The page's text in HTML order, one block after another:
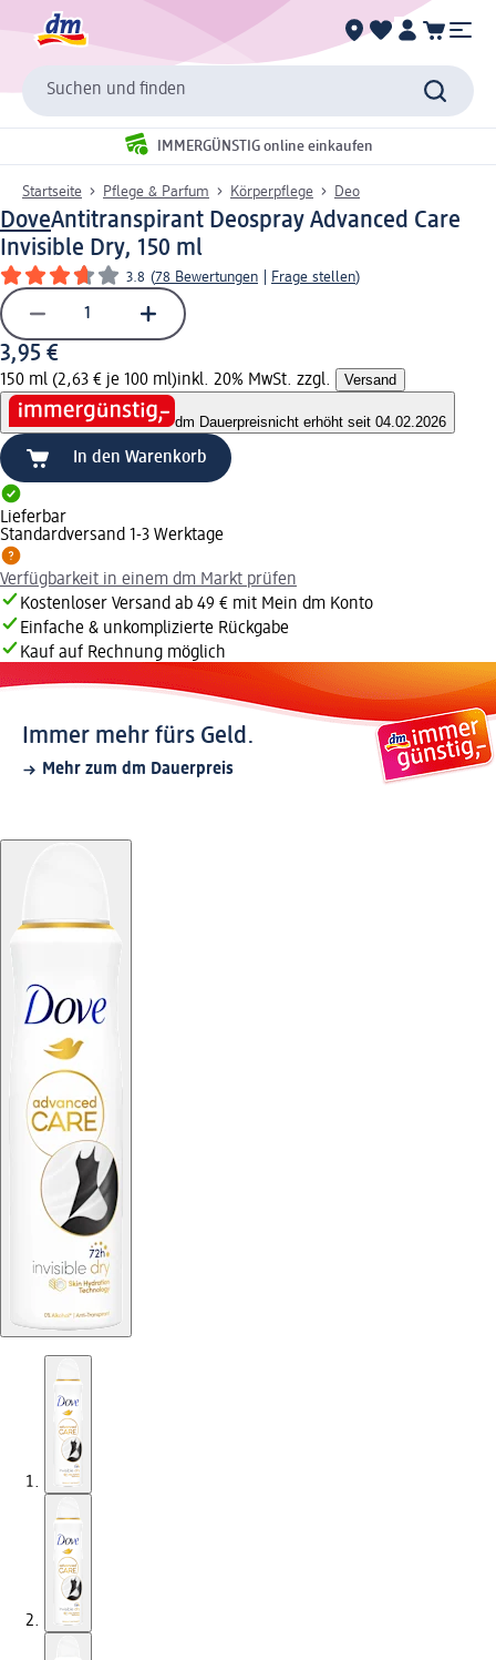
Suchen und finden
IMMERGÜNSTIG online einkaufen
Startseite Pflege & Parfum Körperpflege Deo
DoveAntitranspirant Deospray Advanced Care
Invisible Dry, 150 ml
3.8 (78 Bewertungen Frage stellen)
3,95 €
150 ml (2,63 € je 100 ml)inkl. 20% MwSt. zzgl. Versand
dm Dauerpreisnicht erhöht seit 04.02.2026
In den Warenkorb
Lieferbar
Standardversand 1-3 Werktage
Verfügbarkeit in einem dm Markt prüfen
Kostenloser Versand ab 49 € mit Mein dm Konto
Einfache & unkomplizierte Rückgabe
Kauf auf Rechnung möglich
Immer mehr fürs Geld.
Mehr zum dm Dauerpreis